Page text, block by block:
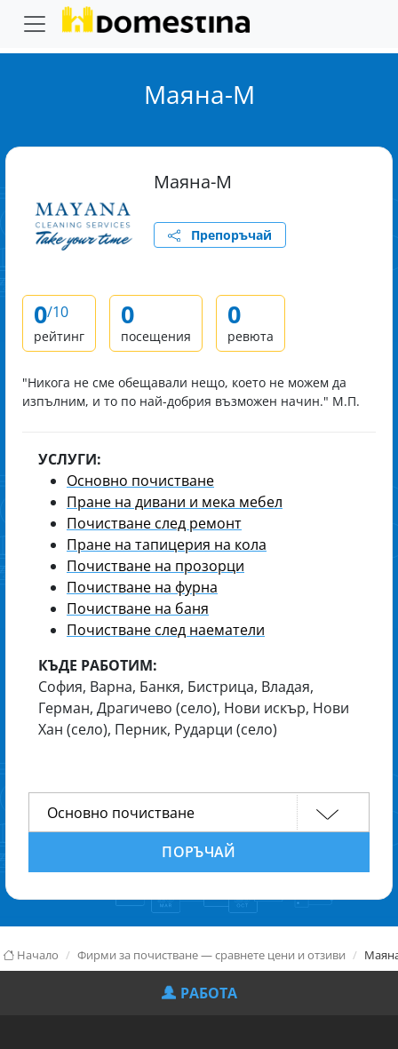
Маяна-М
Маяна-М
Препоръчай
0/10
рейтинг
0
посещения
0
ревюта
"Никога не сме обещавали нещо, което не можем да
изпълним, и то по най-добрия възможен начин." М.П.
УСЛУГИ:
Основно почистване
Пране на дивани и мека мебел
Почистване след ремонт
Пране на тапицерия на кола
Почистване на прозорци
Почистване на фурна
Почистване на баня
Почистване след наематели
КЪДЕ РАБОТИМ:
София, Варна, Банкя, Бистрица, Владая,
Герман, Драгичево (село), Нови искър, Нови
Хан (село), Перник, Рударци (село)
ПОРЪЧАЙ
Начало Фирми за почистване — сравнете цени и отзиви
РАБОТА